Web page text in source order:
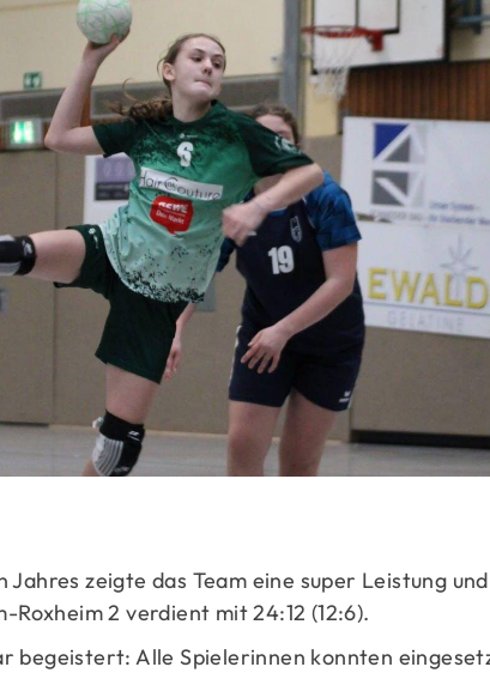
Jahres zeigte das Team eine super Leistung
Roxheim 2 verdient mit 24:12 (12:6).
begeistert: Alle Spielerinnen konnten
Mitglieder-Service
Alles zur Mitgliedschaft
Downloads
Termine
Fragen & Antworten